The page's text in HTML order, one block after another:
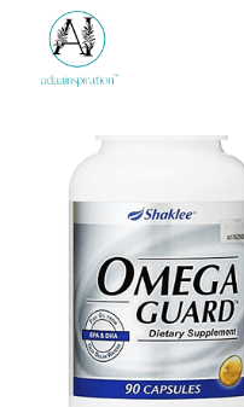
content